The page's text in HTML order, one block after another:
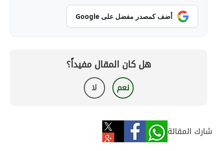
أضف كمصدر مفضل على Google
هل كان المقال مفيداً؟
نعم لا
شارك المقالة